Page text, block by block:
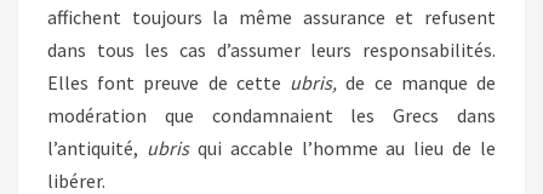
affichent toujours la même assurance et refusent
dans tous les cas d’assumer leurs responsabilités.
Elles font preuve de cette ubris,de ce manque de
modération que condamnaient les Grecs dans
l’antiquité, ubris qui accable l’homme au lieu de le
libérer.